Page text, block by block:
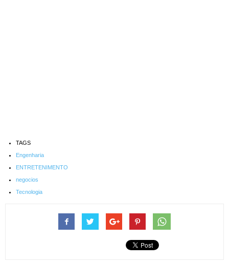
TAGS
Engenharia
ENTRETENIMENTO
negocios
Tecnologia